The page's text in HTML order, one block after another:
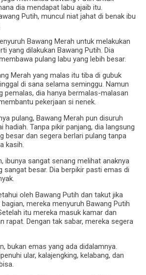
dia mendapat labu ajaib itu.
Putih, muncul niat jahat di benak ibu
Bawang Merah untuk melakukan
yang dilakukan Bawang Putih. Dia
pulang labu yang lebih besar.
Merah yang malas itu tiba di gubuk
di sana selama seminggu. Namun
pemalas, dia hanya bermalas-malasan
pekerjaan si nenek.
pulang, Bawang Merah pun disuruh
hadiah. Tanpa pikir panjang, dia langsung
besar dan segera berlari pulang tanpa
kasih.
ibunya sangat senang melihat anaknya
sangat besar. Dia berpikir pasti emas di
oleh Bawang Putih dan takut jika
mereka menyuruh Bawang Putih
itu mereka masuk kamar dan
rapat. Dengan tak sabar, mereka segera
bukan emas yang ada didalamnya.
ular, kalajengking, kelabang, dan